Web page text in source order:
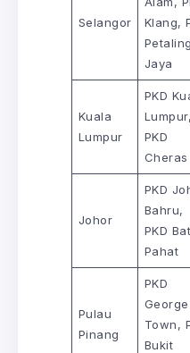
Selangor
Klang,
Petaling
Jaya
Kuala
Lumpur
PKD
Lumpur,
PKD
Cheras
Johor
PKD
Bahru,
PKD
Pahat
Pulau
Pinang
PKD
George
Town,
Bukit